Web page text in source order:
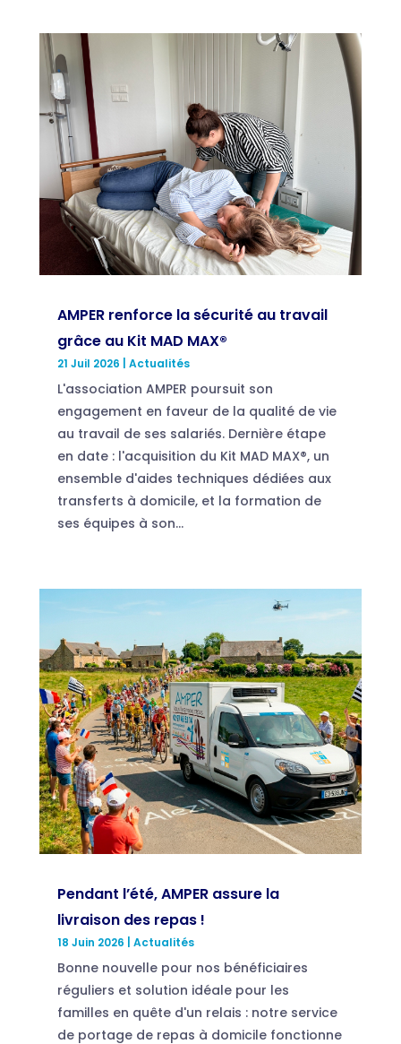
AMPER renforce la sécurité au travail
grâce au Kit MAD MAX®
21 Juil 2026 Actualités
L'association AMPER poursuit son
engagement en faveur de la qualité de vie
au travail de ses salariés. Dernière étape
en date : l'acquisition du Kit MAD MAX®, un
ensemble d'aides techniques dédiées aux
transferts à domicile, et la formation de
ses équipes à son...
Pendant l’été, AMPER assure la
livraison des repas !
18 Juin 2026 Actualités
Bonne nouvelle pour nos bénéficiaires
réguliers et solution idéale pour les
familles en quête d'un relais : notre service
de portage de repas à domicile fonctionne